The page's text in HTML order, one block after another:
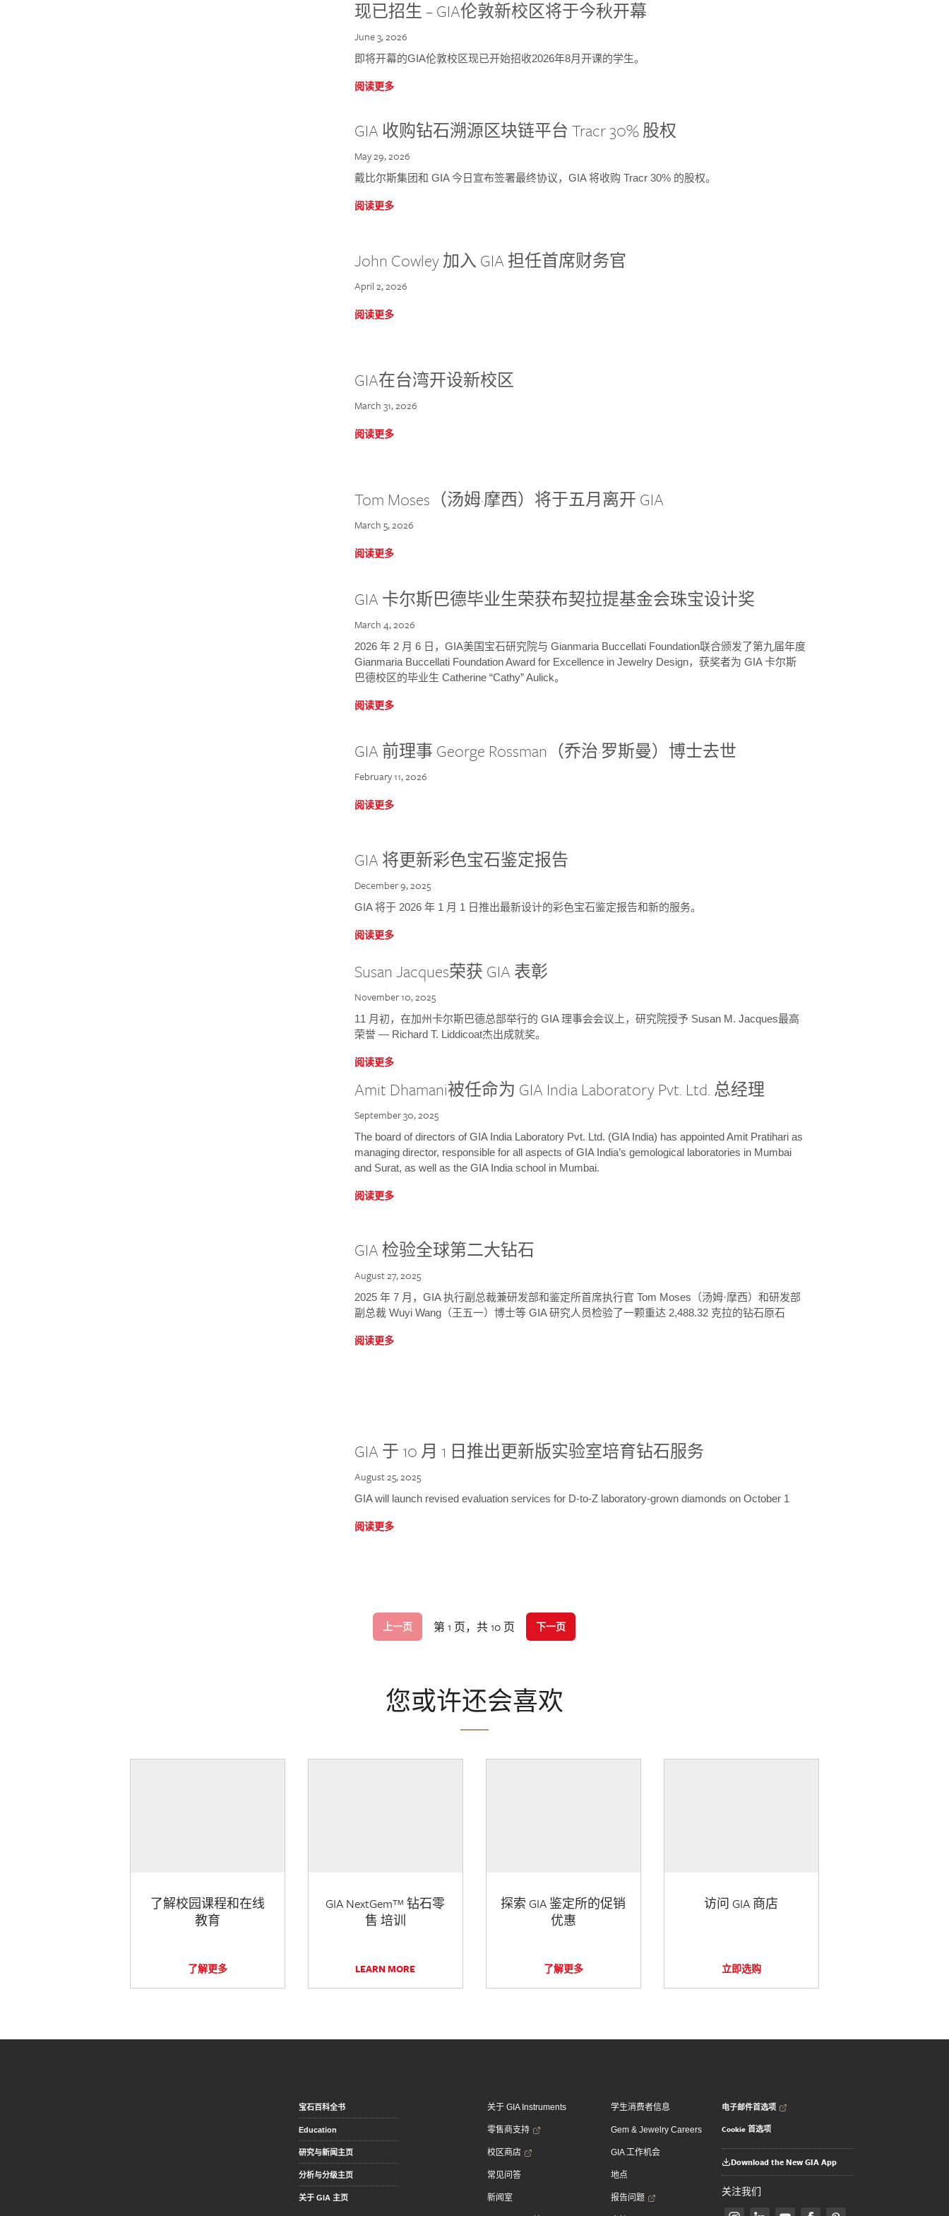
现已招生 – GIA伦敦新校区将于今秋开幕
June 3, 2026
即将开幕的GIA伦敦校区现已开始招收2026年8月开课的学生。
阅读更多
GIA 收购钻石溯源区块链平台 Tracr 30% 股权
May 29, 2026
戴比尔斯集团和 GIA 今日宣布签署最终协议，GIA 将收购 Tracr 30% 的股权。
阅读更多
John Cowley 加入 GIA 担任首席财务官
April 2, 2026
阅读更多
GIA在台湾开设新校区
March 31, 2026
阅读更多
Tom Moses（汤姆·摩西）将于五月离开 GIA
March 5, 2026
阅读更多
GIA 卡尔斯巴德毕业生荣获布契拉提基金会珠宝设计奖
March 4, 2026
2026 年 2 月 6 日，GIA美国宝石研究院与 Gianmaria Buccellati Foundation联合颁发了第九届年度
Gianmaria Buccellati Foundation Award for Excellence in Jewelry Design，获奖者为 GIA 卡尔斯
巴德校区的毕业生 Catherine “Cathy” Aulick。
阅读更多
GIA 前理事 George Rossman（乔治·罗斯曼）博士去世
February 11, 2026
阅读更多
GIA 将更新彩色宝石鉴定报告
December 9, 2025
GIA 将于 2026 年 1 月 1 日推出最新设计的彩色宝石鉴定报告和新的服务。
阅读更多
Susan Jacques荣获 GIA 表彰
November 10, 2025
11 月初，在加州卡尔斯巴德总部举行的 GIA 理事会会议上，研究院授予 Susan M. Jacques最高
荣誉 — Richard T. Liddicoat杰出成就奖。
阅读更多
Amit Dhamani被任命为 GIA India Laboratory Pvt. Ltd. 总经理
September 30, 2025
The board of directors of GIA India Laboratory Pvt. Ltd. (GIA India) has appointed Amit Pratihari as
managing director, responsible for all aspects of GIA India’s gemological laboratories in Mumbai
and Surat, as well as the GIA India school in Mumbai.
阅读更多
GIA 检验全球第二大钻石
August 27, 2025
2025 年 7 月，GIA 执行副总裁兼研发部和鉴定所首席执行官 Tom Moses（汤姆·摩西）和研发部
副总裁 Wuyi Wang（王五一）博士等 GIA 研究人员检验了一颗重达 2,488.32 克拉的钻石原石
阅读更多
GIA 于 10 月 1 日推出更新版实验室培育钻石服务
August 25, 2025
GIA will launch revised evaluation services for D-to-Z laboratory-grown diamonds on October 1
阅读更多
上一页 第 1 页，共 10 页 下一页
您或许还会喜欢
了解校园课程和在线
教育
了解更多
GIA NextGem™ 钻石零
售 培训
LEARN MORE
探索 GIA 鉴定所的促销
优惠
了解更多
访问 GIA 商店
立即选购
宝石百科全书
Education
研究与新闻主页
分析与分级主页
关于 GIA 主页
关于 GIA Instruments
零售商支持
校区商店
常见问答
新闻室
学生消费者信息
Gem & Jewelry Careers
GIA 工作机会
地点
报告问题
电子邮件首选项
Cookie 首选项
Download the New GIA App
关注我们